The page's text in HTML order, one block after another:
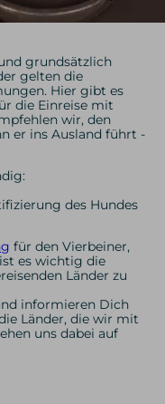
grundsätzlich
gelten die
Hier gibt es
die Einreise mit
wir, den
er ins Ausland führt -
des Hundes
für den Vierbeiner,
es wichtig die
Länder zu
informieren Dich
Länder, die wir mit
uns dabei auf